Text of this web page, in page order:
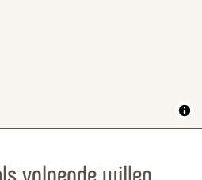
volgende willen